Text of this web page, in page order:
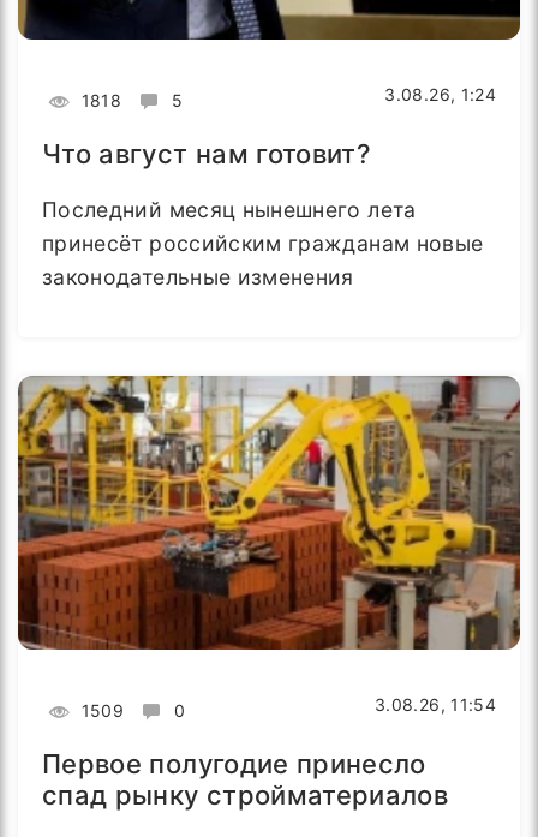
1818 5 3.08.26, 1:24
Что август нам готовит?
Последний месяц нынешнего лета
принесёт российским гражданам новые
законодательные изменения
1509 0 3.08.26, 11:54
Первое полугодие принесло
спад рынку стройматериалов